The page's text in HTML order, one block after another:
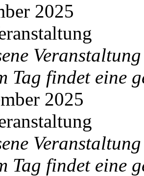
2025
Veranstaltung
Tag findet eine
2025
Veranstaltung
Tag findet eine